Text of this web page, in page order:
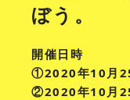
ぼう。
開催日時
①2020年10月
②2020年10月